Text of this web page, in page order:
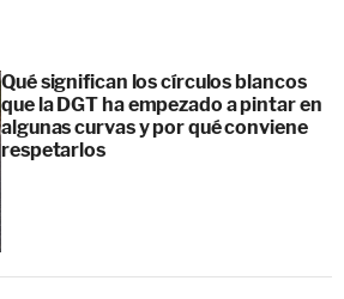
Qué significan los círculos blancos
que la DGT ha empezado a pintar en
algunas curvas y por qué conviene
respetarlos